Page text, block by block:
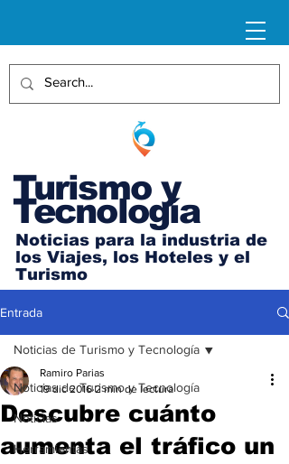
Turismo y
Tecnología
Noticias para la industria de
los Viajes, los Hoteles y el
Turismo
Entrada
Noticias de Turismo y Tecnología
Noticias
Herramientas
Noticias de Turismo y Tecnología
Descubre cuánto
aumenta el tráfico un
Ramiro Parias
19 dic 2016 2 min de lectura